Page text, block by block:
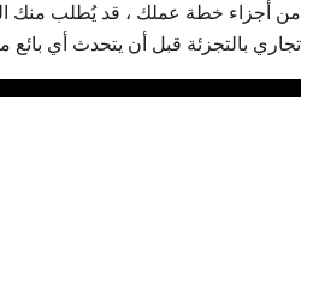
من أجزاء خطة عملك ، قد يُطلب
تجاري بالتجزئة قبل أن يتحدث أي